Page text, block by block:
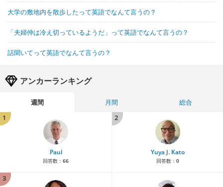
大学の敷地内を散歩したって英語でなんて言うの？
「夫婦仲は冷え切っているようだ」って英語でなんて言うの？
話聞いてって英語でなんて言うの？
アンカーランキング
週間 月間
総合
1
Paul
回答数： 66
2
Yuya J. Kato
回答数： 0
3